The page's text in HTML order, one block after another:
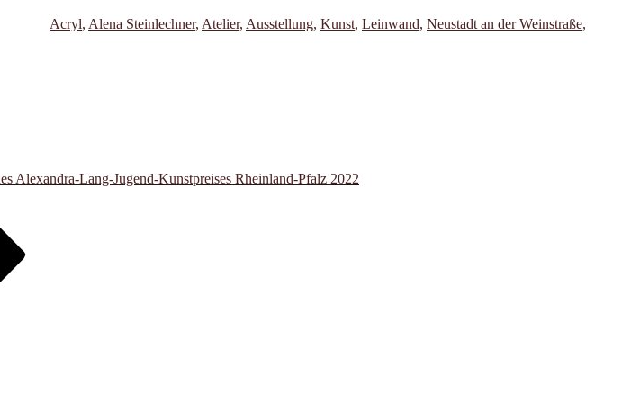
Acryl, Alena Steinlechner, Atelier, Ausstellung, Kunst, Leinwand, Neustadt an der Weinstraße,
Alexandra-Lang-Jugend-Kunstpreises Rheinland-Pfalz 2022